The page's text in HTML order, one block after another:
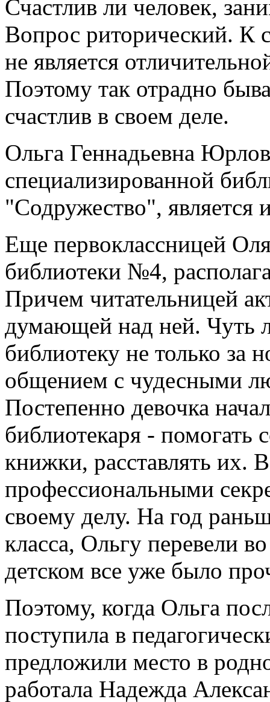
Счастлив ли человек,
Вопрос риторический. К
не является
Поэтому так отрадно
счастлив в своем деле.
Ольга Геннадьевна
специализированной
"Содружество",
Еще первоклассницей
библиотеки №4,
Причем читательницей
думающей над ней. Чуть
библиотеку не только
общением с чудесными
Постепенно девочка
библиотекаря - помогать
книжки, расставлять их.
профессиональными
своему делу. На год
класса, Ольгу перевели
детском все уже было
Поэтому, когда Ольга
поступила в
предложили место в
работала Надежда